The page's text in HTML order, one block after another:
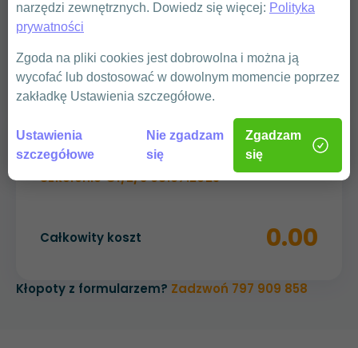
WYŚLIJ
Podsumowanie
Szkolenie G1/2/3 08.07.2025
Całkowity koszt 0.00
Kłopoty z formularzem? Zadzwoń 797 909 858
narzędzi zewnętrznych. Dowiedz się więcej: Polityka
prywatności
Zgoda na pliki cookies jest dobrowolna i można ją
wycofać lub dostosować w dowolnym momencie poprzez
zakładkę Ustawienia szczegółowe.
Ustawienia
szczegółowe
Nie zgadzam
się
Zgadzam
się